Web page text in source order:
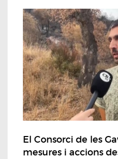
El Consorci de les
mesures i accions